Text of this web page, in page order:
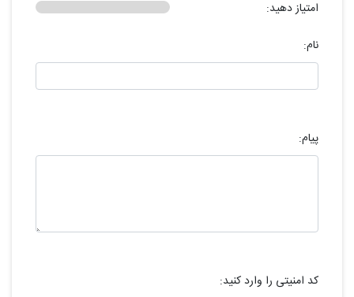
امتیاز دهید:
نام:
پیام:
کد امنیتی را وارد کنید: